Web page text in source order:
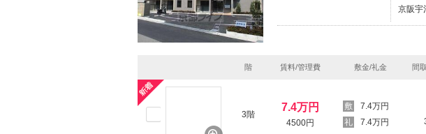
京阪宇
階 賃料/管理費 敷金/礼金 間
3階
7.4万円
4500円
7.4万円
7.4万円